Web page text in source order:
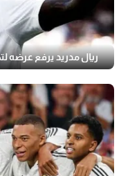
ريال مدريد يرفع عرضه